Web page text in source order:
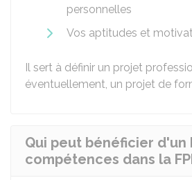
personnelles
Vos aptitudes et
Il sert à définir un projet
éventuellement, un projet de
Qui peut bénéficier d'un
compétences dans la